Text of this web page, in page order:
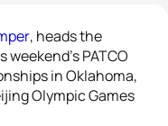
, heads the
weekend’s PATCO
in Oklahoma,
Olympic Games